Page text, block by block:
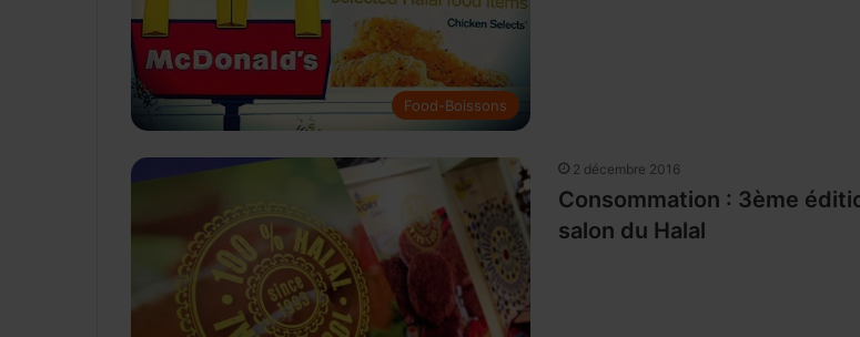
Food-Boissons
2 décembre 2016
Consommation : 3ème
salon du Halal